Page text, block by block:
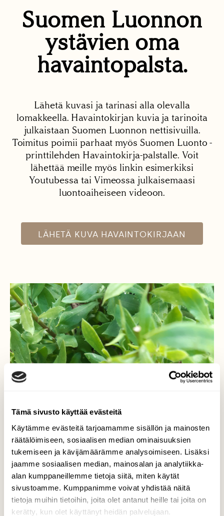
Tämä sivusto käyttää evästeitä
Käytämme evästeitä tarjoamamme sisällön ja mainosten
räätälöimiseen, sosiaalisen median ominaisuuksien
tukemiseen ja kävijämäärämme analysoimiseen. Lisäksi
jaamme sosiaalisen median, mainosalan ja analytiikka-
alan kumppaneillemme tietoja siitä, miten käytät
sivustoamme. Kumppanimme voivat yhdistää näitä
tietoja muihin tietoihin, joita olet antanut heille tai joita on
kerätty, kun olet käyttänyt heidän palvelujaan.
Suomen Luonnon
ystävien oma
havaintopalsta.
Lähetä kuvasi ja tarinasi alla olevalla
lomakkeella. Havaintokirjan kuvia ja tarinoita
julkaistaan Suomen Luonnon nettisivuilla.
Toimitus poimii parhaat myös Suomen Luonto -
printtilehden Havaintokirja-palstalle. Voit
lähettää meille myös linkin esimerkiksi
Youtubessa tai Vimeossa julkaisemaasi
luontoaiheiseen videoon.
LÄHETÄ KUVA HAVAINTOKIRJAAN